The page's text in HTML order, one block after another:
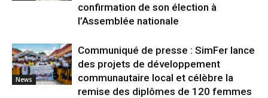
confirmation de son élection à
l’Assemblée nationale
News
Communiqué de presse : SimFer lance
des projets de développement
communautaire local et célèbre la
remise des diplômes de 120 femmes